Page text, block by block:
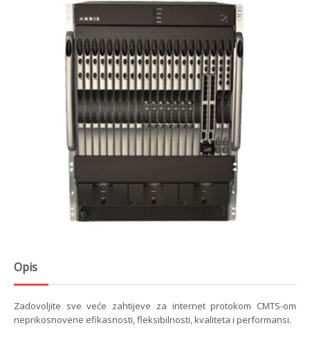
Opis
Zadovoljite sve veće zahtijeve za internet protokom CMTS-om
neprikosnovene efikasnosti, fleksibilnosti, kvaliteta i performansi.